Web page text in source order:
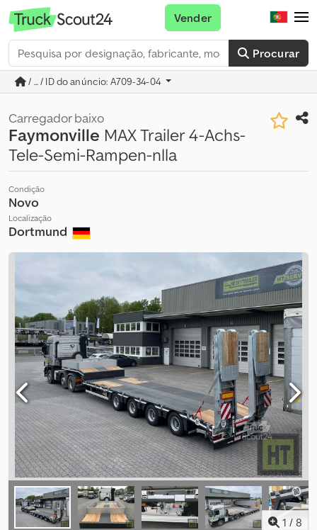
Procurar
Vender
/ ... / ID do anúncio: A709-34-04
Carregador baixo
Faymonville MAX Trailer 4-Achs-
Tele-Semi-Rampen-nlla
Condição
Novo
Localização
Dortmund
1 / 8